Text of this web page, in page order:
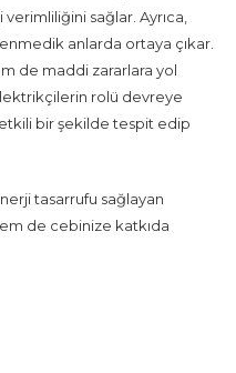
sağlar. Ayrıca,
anlarda ortaya çıkar.
de maddi zararlara yol
rolü devreye
etkili bir şekilde tespit edip
tasarrufu sağlayan
de cebinize katkıda